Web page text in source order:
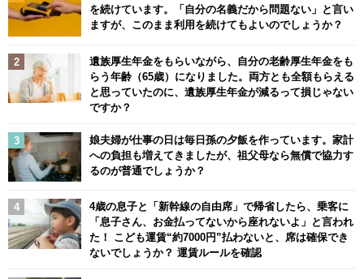
を続けています。「自分の名義だから問題ない」と言い
ますが、このまま利用を続けてもよいのでしょうか？
遺族厚生年金をもらいながら、自分の老齢厚生年金をも
らう年齢（65歳）になりました。両方とも全額もらえる
と思っていたのに、遺族厚生年金が減るって損じゃない
ですか？
娘夫婦が仕事の日は毎日孫の夕飯を作っています。家計
への負担も増えてきましたが、祖父母なら無償で協力す
るのが普通でしょうか？
4歳の息子と「新幹線の自由席」で帰省したら、乗客に
「息子さん、お金払ってないから座れないよ」と言われ
た！ こども運賃“約7000円”払わないと、席は確保でき
ないでしょうか？ 運賃ルールを確認